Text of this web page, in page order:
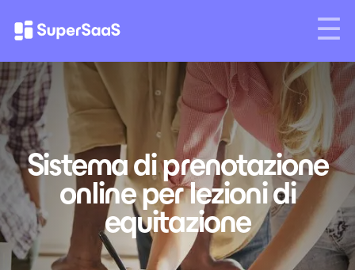
Sistema di prenotazione
online per lezioni di
equitazione